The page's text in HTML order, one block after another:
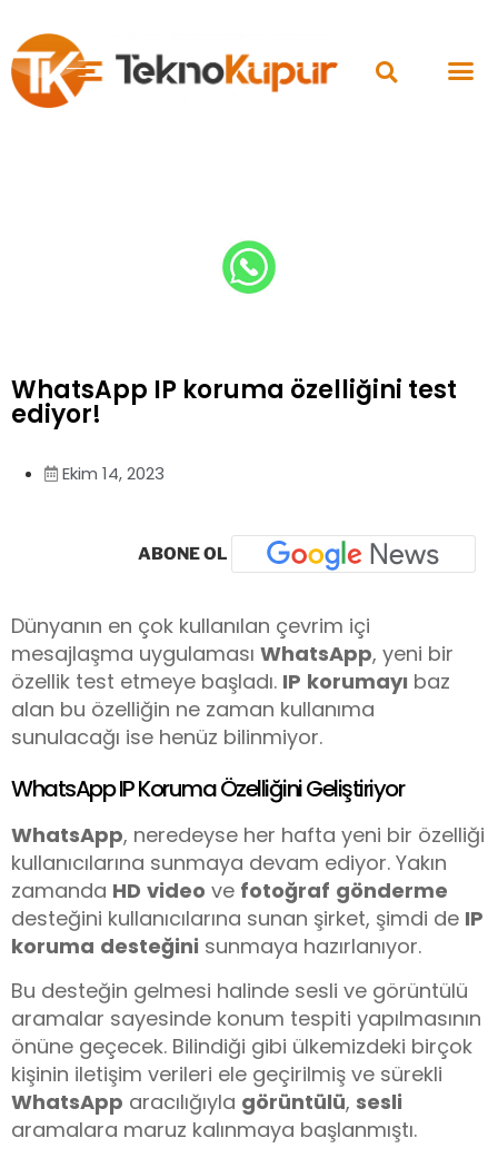
WhatsApp IP koruma özelliğini test
ediyor!
Ekim 14, 2023
ABONE OL
Dünyanın en çok kullanılan çevrim içi
mesajlaşma uygulaması WhatsApp, yeni bir
özellik test etmeye başladı. IP korumayı baz
alan bu özelliğin ne zaman kullanıma
sunulacağı ise henüz bilinmiyor.
WhatsApp IP Koruma Özelliğini Geliştiriyor
WhatsApp, neredeyse her hafta yeni bir özelliği
kullanıcılarına sunmaya devam ediyor. Yakın
zamanda HD video ve fotoğraf gönderme
desteğini kullanıcılarına sunan şirket, şimdi de IP
koruma desteğini sunmaya hazırlanıyor.
Bu desteğin gelmesi halinde sesli ve görüntülü
aramalar sayesinde konum tespiti yapılmasının
önüne geçecek. Bilindiği gibi ülkemizdeki birçok
kişinin iletişim verileri ele geçirilmiş ve sürekli
WhatsApp aracılığıyla görüntülü, sesli
aramalara maruz kalınmaya başlanmıştı.